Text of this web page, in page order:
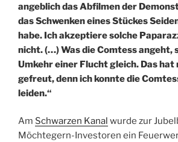
angeblich das Abfilmen der
das Schwenken eines Stückes
habe. Ich akzeptiere solche
nicht. (…) Was die Comtess angeht,
Umkehr einer Flucht gleich. Das hat
gefreut, denn ich konnte die
leiden.“
Am Schwarzen Kanal wurde zur
Möchtegern-Investoren ein